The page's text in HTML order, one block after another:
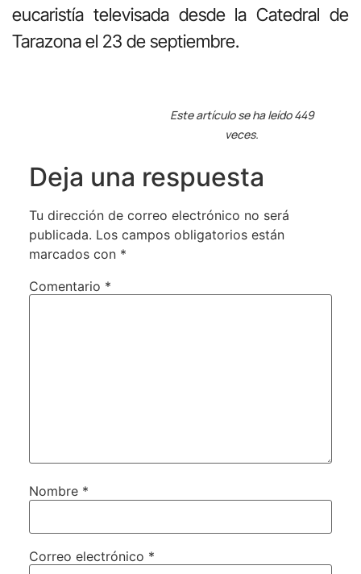
eucaristía televisada desde la Catedral de
Tarazona el 23 de septiembre.
Este artículo se ha leído 449
veces.
Deja una respuesta
Tu dirección de correo electrónico no será
publicada. Los campos obligatorios están
marcados con *
Comentario *
Nombre *
Correo electrónico *